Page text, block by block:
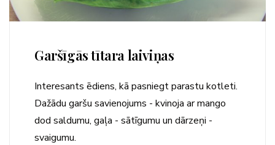
Garšīgās tītara laiviņas
Interesants ēdiens, kā pasniegt parastu kotleti.
Dažādu garšu savienojums - kvinoja ar mango
dod saldumu, gaļa - sātīgumu un dārzeņi -
svaigumu.